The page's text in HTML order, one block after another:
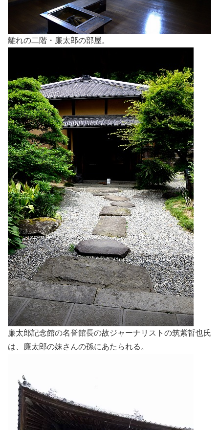
離れの二階・廉太郎の部屋。
廉太郎記念館の名誉館長の故ジャーナリストの筑紫哲也氏
は、廉太郎の妹さんの孫にあたられる。